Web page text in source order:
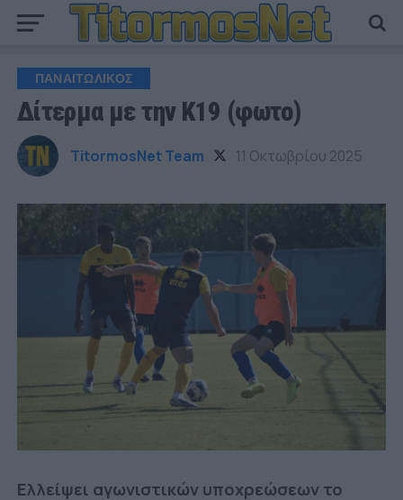
ΠΑΝΑΙΤΩΛΙΚΟΣ
Δίτερμα με την Κ19 (φωτο)
TitormosNet Team 11 Οκτωβρίου 2025
Ελλείψει αγωνιστικών υποχρεώσεων το